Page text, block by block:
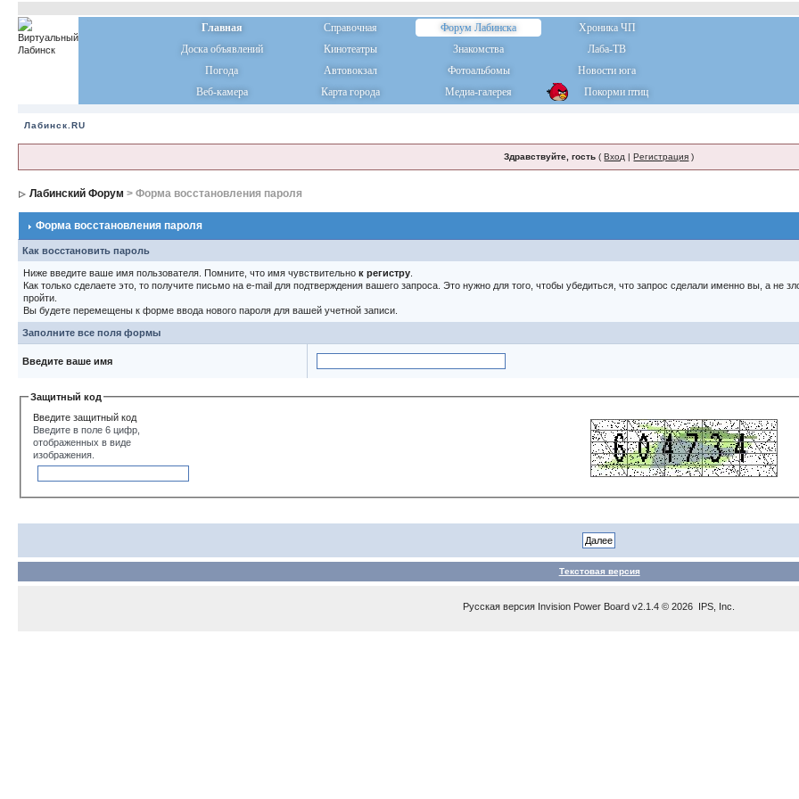
Главная Справочная Форум Лабинска
Хроника ЧП
Доска объявлений
Кинотеатры Знакомства
Лаба-ТВ
Погода
Автовокзал Фотоальбомы
Новости юга
Веб-камера
Карта города Медиа-галерея Покорми птиц
Лабинск.RU
Здравствуйте, гость (Вход |Регистрация )
Лабинский Форум > Форма восстановления пароля
Форма восстановления пароля
Как восстановить пароль
Ниже введите ваше имя пользователя. Помните, что имя чувствительнок регистру
Как только сделаете это, то получите письмо на e-mail для подтверждения вашего запроса. Это нужно для того, чтобы убедиться, что запрос сделали именно вы, а
пройти.
Вы будете перемещены к форме ввода нового пароля для вашей учетной записи.
Заполните все поля формы
Введите ваше имя
Защитный код
Введите защитный код
Введите в поле 6 цифр,
отображенных в виде
изображения.
Текстовая версия
Русская версия Invision Power Board v2.1.4 © 2026 IPS, Inc.